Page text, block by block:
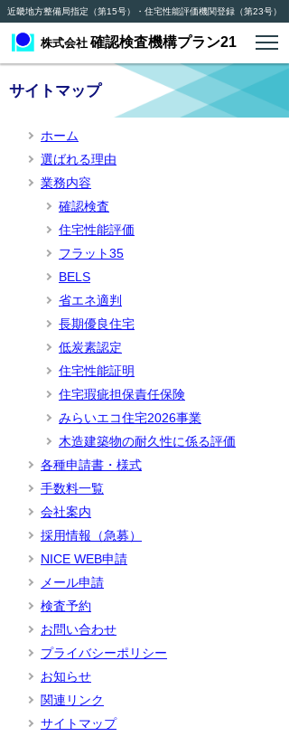
株式会社 確認検査機構プラン21
近畿地方整備局指定（第15号）・住宅性能評価機関登録（第23号）
サイトマップ
ホーム
選ばれる理由
業務内容
確認検査
住宅性能評価
フラット35
BELS
省エネ適判
長期優良住宅
低炭素認定
住宅性能証明
住宅瑕疵担保責任保険
みらいエコ住宅2026事業
木造建築物の耐久性に係る評価
各種申請書・様式
手数料一覧
会社案内
採用情報（急募）
NICE WEB申請
メール申請
検査予約
お問い合わせ
プライバシーポリシー
お知らせ
関連リンク
サイトマップ